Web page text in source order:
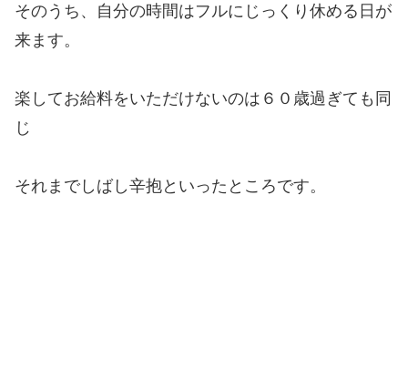
そのうち、自分の時間はフルにじっくり休める日が
来ます。
楽してお給料をいただけないのは６０歳過ぎても同
じ
それまでしばし辛抱といったところです。